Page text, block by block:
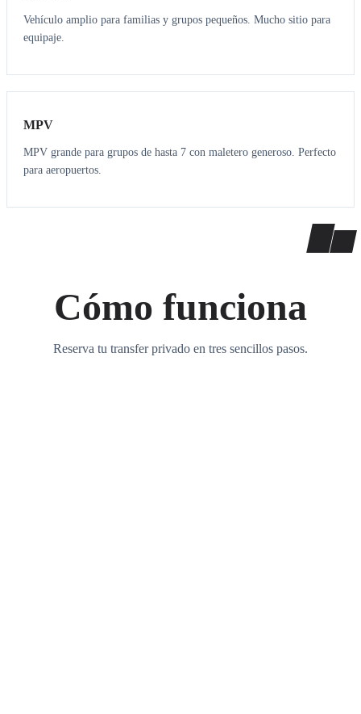
Vehículo amplio para familias y grupos pequeños. Mucho sitio para
equipaje.
7 7
MPV
MPV grande para grupos de hasta 7 con maletero generoso. Perfecto
para aeropuertos.
Cómo funciona
Reserva tu transfer privado en tres sencillos pasos.